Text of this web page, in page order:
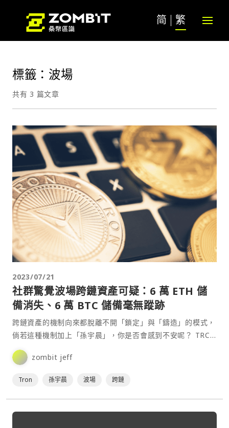
简 繁
標籤：波場
共有 3 篇文章
2023/07/21
社群驚覺波場跨鏈資產可疑：6 萬 ETH 儲
備消失、6 萬 BTC 儲備毫無蹤跡
跨鏈資產的機制向來都脫離不開「鎖定」與「鑄造」的模式，
倘若這種機制加上「孫宇晨」，你是否會感到不安呢？ TRC-
20⋯
zombit jeff
Tron 孫宇晨 波場 跨鏈